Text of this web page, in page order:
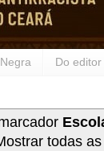
Do editor
todas